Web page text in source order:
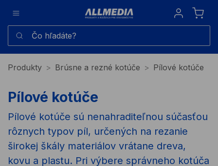
Sign in
Čo hľadáte?
Produkty Brúsne a rezné kotúče Pílové kotúče
Pílové kotúče
Pílové kotúče sú nenahraditeľnou súčasťou
rôznych typov píl, určených na rezanie
širokej škály materiálov vrátane dreva,
kovu a plastu. Pri výbere správneho kotúča